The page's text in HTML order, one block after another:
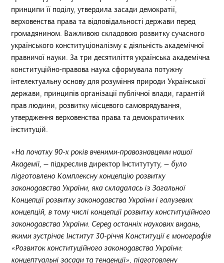
принципи її поділу, утвердила засади демократії,
верховенства права та відповідальності держави перед
громадянином. Важливою складовою розвитку сучасного
українського конституціоналізму є діяльність академічної
правничої науки. За три десятиліття українська академічна
конституційно-правова наука сформувала потужну
інтелектуальну основу для розуміння природи Української
держави, принципів організації публічної влади, гарантій
прав людини, розвитку місцевого самоврядування,
утвердження верховенства права та демократичних
інституцій.
«На початку 90-х років вченими-правознавцями нашої
Академії, — підкреслив директор Інститутуту, — було
підготовлено Комплексну концепцію розвитку
законодавства України, яка складалась із Загальної
Концепції розвитку законодавства України і галузевих
концепцій, в тому числі концепції розвитку конституційного
законодавства України. Серед останніх наукових видань,
якими зустрічає Інститут 30-річчя Конституції є монографія
«Розвиток конституційного законодавства України:
концептуальні засади та тенденції», підготовлену